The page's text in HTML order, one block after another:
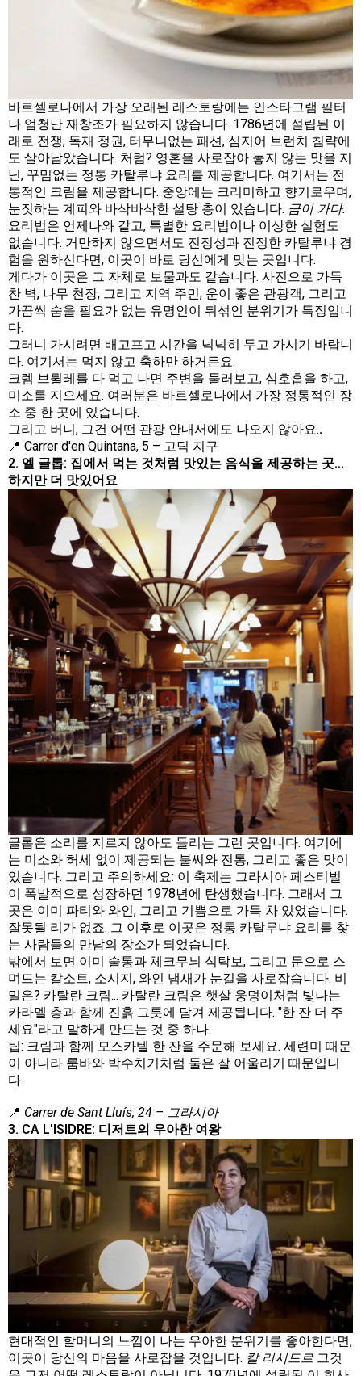
바르셀로나에서 가장 오래된 레스토랑에는 인스타그램 필터
나 엄청난 재창조가 필요하지 않습니다. 1786년에 설립된 이
래로 전쟁, 독재 정권, 터무니없는 패션, 심지어 브런치 침략에
도 살아남았습니다. 처럼? 영혼을 사로잡아 놓지 않는 맛을 지
닌, 꾸밈없는 정통 카탈루냐 요리를 제공합니다. 여기서는 전
통적인 크림을 제공합니다. 중앙에는 크리미하고 향기로우며,
눈짓하는 계피와 바삭바삭한 설탕 층이 있습니다. 금이 가다.
요리법은 언제나와 같고, 특별한 요리법이나 이상한 실험도
없습니다. 거만하지 않으면서도 진정성과 진정한 카탈루냐 경
험을 원하신다면, 이곳이 바로 당신에게 맞는 곳입니다.
게다가 이곳은 그 자체로 보물과도 같습니다. 사진으로 가득
찬 벽, 나무 천장, 그리고 지역 주민, 운이 좋은 관광객, 그리고
가끔씩 숨을 필요가 없는 유명인이 뒤섞인 분위기가 특징입니
다.
그러니 가시려면 배고프고 시간을 넉넉히 두고 가시기 바랍니
다. 여기서는 먹지 않고 축하만 하거든요.
크렘 브륄레를 다 먹고 나면 주변을 둘러보고, 심호흡을 하고,
미소를 지으세요. 여러분은 바르셀로나에서 가장 정통적인 장
소 중 한 곳에 있습니다.
그리고 버니, 그건 어떤 관광 안내서에도 나오지 않아요..
📍 Carrer d'en Quintana, 5 – 고딕 지구
2. 엘 글롭: 집에서 먹는 것처럼 맛있는 음식을 제공하는 곳...
하지만 더 맛있어요
글롭은 소리를 지르지 않아도 들리는 그런 곳입니다. 여기에
는 미소와 허세 없이 제공되는 불씨와 전통, 그리고 좋은 맛이
있습니다. 그리고 주의하세요: 이 축제는 그라시아 페스티벌
이 폭발적으로 성장하던 1978년에 탄생했습니다. 그래서 그
곳은 이미 파티와 와인, 그리고 기쁨으로 가득 차 있었습니다.
잘못될 리가 없죠. 그 이후로 이곳은 정통 카탈루냐 요리를 찾
는 사람들의 만남의 장소가 되었습니다.
밖에서 보면 이미 술통과 체크무늬 식탁보, 그리고 문으로 스
며드는 칼소트, 소시지, 와인 냄새가 눈길을 사로잡습니다. 비
밀은? 카탈란 크림... 카탈란 크림은 햇살 웅덩이처럼 빛나는
카라멜 층과 함께 진흙 그릇에 담겨 제공됩니다. "한 잔 더 주
세요"라고 말하게 만드는 것 중 하나.
팁: 크림과 함께 모스카텔 한 잔을 주문해 보세요. 세련미 때문
이 아니라 룸바와 박수치기처럼 둘은 잘 어울리기 때문입니
다.
📍 Carrer de Sant Lluís, 24 – 그라시아
3. CA L'ISIDRE: 디저트의 우아한 여왕
현대적인 할머니의 느낌이 나는 우아한 분위기를 좋아한다면,
이곳이 당신의 마음을 사로잡을 것입니다. 칼 리시드르 그것